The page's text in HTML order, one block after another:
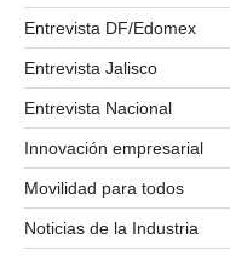
Entrevista DF/Edomex
Entrevista Jalisco
Entrevista Nacional
Innovación empresarial
Movilidad para todos
Noticias de la Industria